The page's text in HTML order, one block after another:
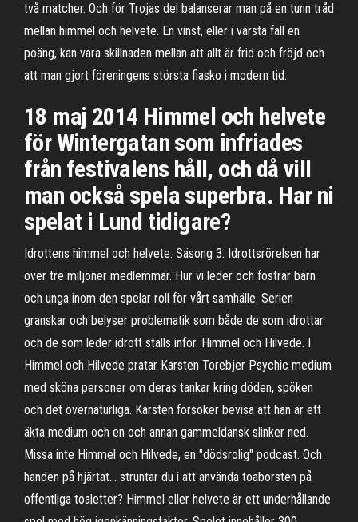
två matcher. Och för Trojas del balanserar man på en tunn tråd
mellan himmel och helvete. En vinst, eller i värsta fall en
poäng, kan vara skillnaden mellan att allt är frid och fröjd och
att man gjort föreningens största fiasko i modern tid.
18 maj 2014 Himmel och helvete
för Wintergatan som infriades
från festivalens håll, och då vill
man också spela superbra. Har ni
spelat i Lund tidigare?
Idrottens himmel och helvete. Säsong 3. Idrottsrörelsen har
över tre miljoner medlemmar. Hur vi leder och fostrar barn
och unga inom den spelar roll för vårt samhälle. Serien
granskar och belyser problematik som både de som idrottar
och de som leder idrott ställs inför. Himmel och Hilvede. I
Himmel och Hilvede pratar Karsten Torebjer Psychic medium
med sköna personer om deras tankar kring döden, spöken
och det övernaturliga. Karsten försöker bevisa att han är ett
äkta medium och en och annan gammeldansk slinker ned.
Missa inte Himmel och Hilvede, en "dödsrolig" podcast. Och
handen på hjärtat… struntar du i att använda toaborsten på
offentliga toaletter? Himmel eller helvete är ett underhållande